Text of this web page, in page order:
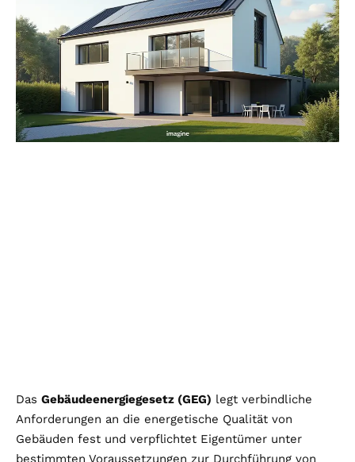
Das Gebäudeenergiegesetz (GEG) legt verbindliche
Anforderungen an die energetische Qualität von
Gebäuden fest und verpflichtet Eigentümer unter
bestimmten Voraussetzungen zur Durchführung von